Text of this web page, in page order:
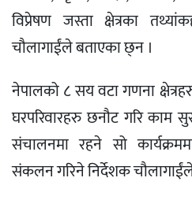
विप्रेषण जस्ता क्षेत्रका
चौलागाईंले बताएका छ्न ।
नेपालको ८ सय वटा गणना
घरपरिवारहरु छनौट गरि काम
संचालनमा रहने सो
संकलन गरिने निर्देशक